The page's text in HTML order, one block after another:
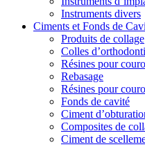
Instruments divers
Ciments et Fonds de
Produits de collage
Colles
Résines pour
Rebasage
Résines pour
Fonds de cavité
Ciment
Composites de
Ciment de